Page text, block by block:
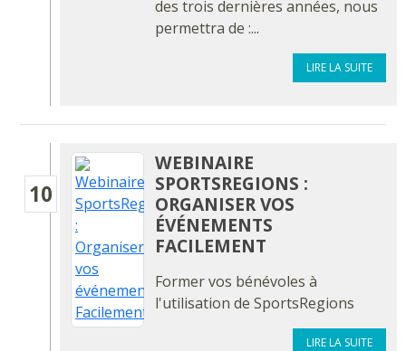
des trois dernières années, nous
permettra de :...
LIRE LA SUITE
10
WEBINAIRE
SPORTSREGIONS :
ORGANISER VOS
ÉVÉNEMENTS
FACILEMENT
Former vos bénévoles à
l'utilisation de SportsRegions
LIRE LA SUITE